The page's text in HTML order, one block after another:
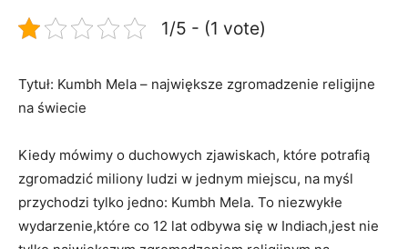
1/5 - (1 vote)
Tytuł: Kumbh Mela – największe zgromadzenie religijne
na świecie
Kiedy mówimy o duchowych zjawiskach, które potrafią
zgromadzić miliony ludzi w jednym miejscu, na myśl
przychodzi tylko jedno: Kumbh Mela. To niezwykłe
wydarzenie,które co 12 lat odbywa się w Indiach,jest nie